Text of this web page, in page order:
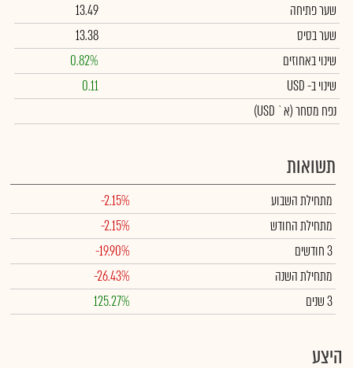
שער פתיחה
13.49
שער בסיס
13.38
שינוי באחוזים
0.82%
שינויב- USD
0.11
נפח מסחר(א` USD)
תשואות
מתחילת השבוע
-2.15%
מתחילת החודש
-2.15%
3 חודשים
-19.90%
מתחילת השנה
-26.43%
3 שנים
125.27%
היצע